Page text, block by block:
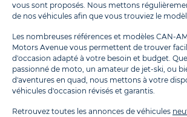
vous sont proposés. Nous mettons
de nos véhicules afin que vous trouviez le
Les nombreuses références et modèles CAN-
Motors Avenue vous permettent de trouver
d'occasion adapté à votre besoin et budget.
passionné de moto, un amateur de jet-ski, ou
d'aventures en quad, nous mettons à votre
véhicules d'occasion révisés et garantis.
Retrouvez toutes les annonces de véhicules